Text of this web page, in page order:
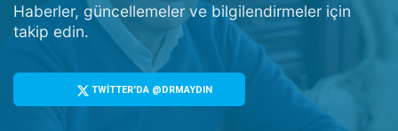
Haberler, güncellemeler ve bilgilendirmeler için
takip edin.
TWİTTER'DA @DRMAYDIN